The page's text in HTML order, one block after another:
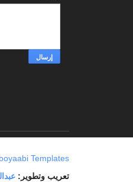
Templates
تعريب وتطوير: